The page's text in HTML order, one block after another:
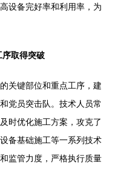
设备完好率和利用率，为
序取得突破
关键部位和重点工序，建
党员突击队。技术人员常
时优化施工方案，攻克了
备基础施工等一系列技术
监管力度，严格执行质量